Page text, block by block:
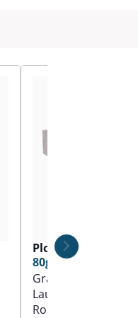
Plotterpapier
80g/m², 610mm x
Grammatur:
Laufmeter:
Rollenbreite: